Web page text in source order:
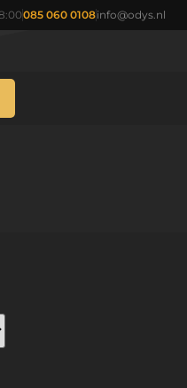
085 060 0108info@odys.nl